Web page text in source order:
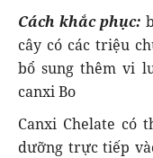
Cách khắc phục:
cây có các triệu
bổ sung thêm vi
canxi Bo
Canxi Chelate có
dưỡng trực tiếp